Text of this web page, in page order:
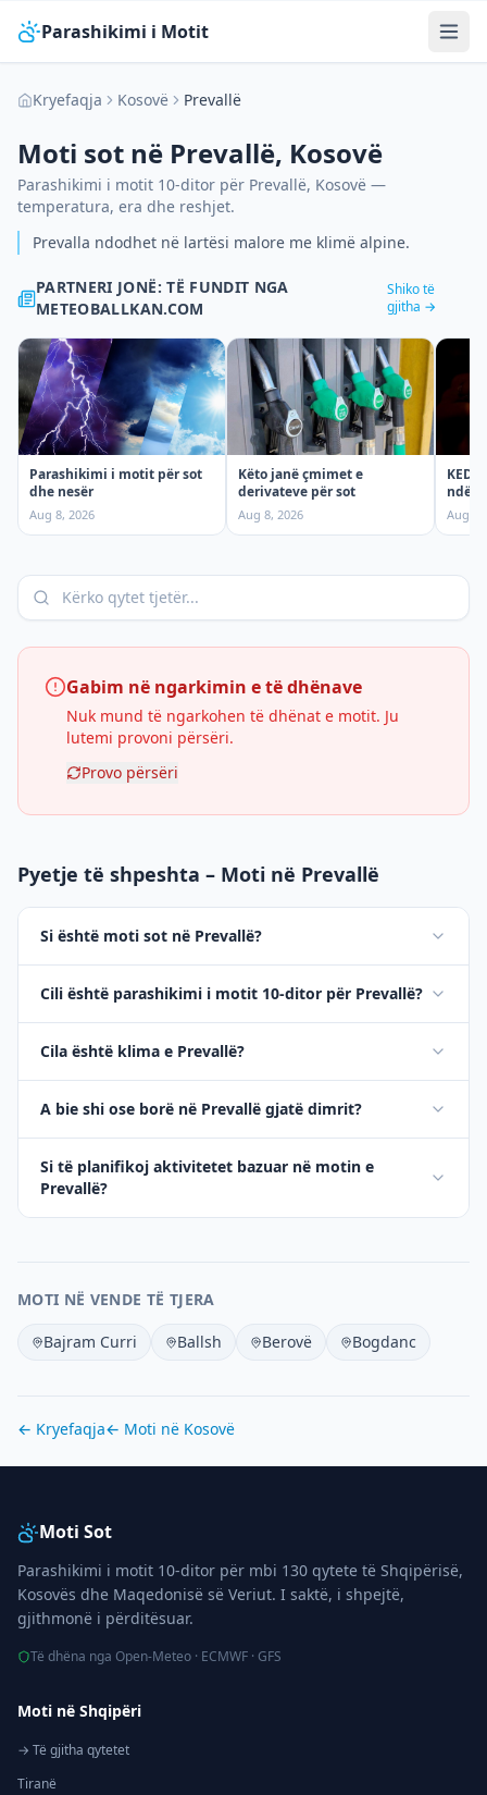
Parashikimi i Motit
Kryefaqja Kosovë Prevallë
Moti sot në Prevallë, Kosovë
Parashikimi i motit 10-ditor për Prevallë, Kosovë —
temperatura, era dhe reshjet.
Prevalla ndodhet në lartësi malore me klimë alpine.
PARTNERI JONË: TË FUNDIT NGA
METEOBALLKAN.COM
Shiko të
gjitha →
Parashikimi i motit për sot
dhe nesër
Aug 8, 2026
Këto janë çmimet e
derivateve për sot
Aug 8, 2026 Aug 7,
Gabim në ngarkimin e të dhënave
Nuk mund të ngarkohen të dhënat e motit. Ju
lutemi provoni përsëri.
Provo përsëri
Pyetje të shpeshta – Moti në Prevallë
Si është moti sot në Prevallë?
Cili është parashikimi i motit 10-ditor për Prevallë?
Cila është klima e Prevallë?
A bie shi ose borë në Prevallë gjatë dimrit?
Si të planifikoj aktivitetet bazuar në motin e
Prevallë?
MOTI NË VENDE TË TJERA
Bajram Curri Ballsh Berovë Bogdanc
← Kryefaqja← Moti në Kosovë
Moti Sot
Parashikimi i motit 10-ditor për mbi 130 qytete të Shqipërisë,
Kosovës dhe Maqedonisë së Veriut. I saktë, i shpejtë,
gjithmonë i përditësuar.
Të dhëna nga Open-Meteo · ECMWF · GFS
Moti në Shqipëri
→ Të gjitha qytetet
Tiranë